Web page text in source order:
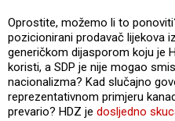
Oprostite, možemo li to
pozicionirani prodavač lijekova
generičkom dijasporom koju je
koristi, a SDP je nije mogao
nacionalizma? Kad slučajno
reprezentativnom primjeru
prevario? HDZ je dosljedno